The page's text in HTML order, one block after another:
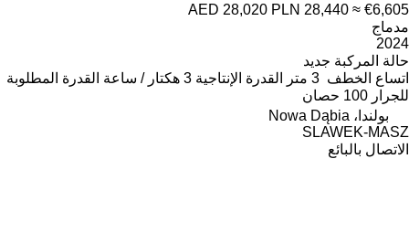
AED 28,020 PLN 28,440 ≈ €6,605
مدماج
2024
حالة المركبة جديد
اتساع الخطف 3 متر القدرة الإنتاجية 3 هكتار / ساعة
القدرة المطلوبة
للجرار 100 حصان
بولندا، Nowa Dąbia
SLAWEK-MASZ
الاتصال بالبائع